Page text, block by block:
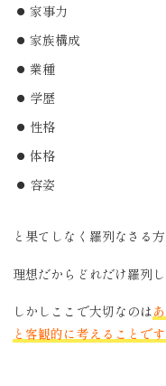
家事力
家族構成
業種
学歴
性格
体格
容姿
と果てしなく羅列なさる方
理想だからどれだけ羅列し
しかしここで大切なのは
と客観的に考えることです